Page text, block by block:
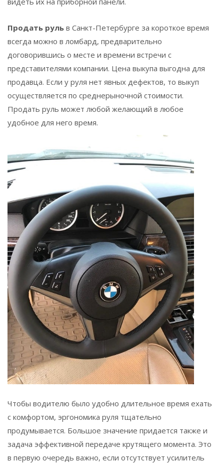
Продать руль в Санкт-Петербурге за короткое время
всегда можно в ломбард, предварительно
договорившись о месте и времени встречи с
представителями компании. Цена выкупа выгодна для
продавца. Если у руля нет явных дефектов, то выкуп
осуществляется по среднерыночной стоимости.
Продать руль может любой желающий в любое
удобное для него время.
Чтобы водителю было удобно длительное время ехать
с комфортом, эргономика руля тщательно
продумывается. Большое значение придается также и
задача эффективной передаче крутящего момента. Это
в первую очередь важно, если отсутствует усилитель